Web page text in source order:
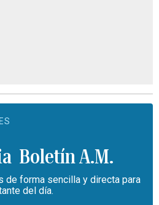
Boletín A.M.
de forma sencilla y directa para
del día.